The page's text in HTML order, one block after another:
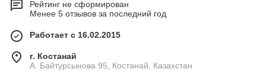
Рейтинг не сформирован
Менее 5 отзывов за последний год
Работает с 16.02.2015
г. Костанай
А. Байтурсынова 95, Костанай, Казахстан